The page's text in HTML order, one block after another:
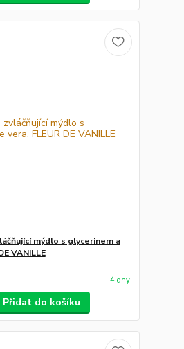
mýdlo s glycerinem a
VANILLE
4 dny
Přidat do košíku